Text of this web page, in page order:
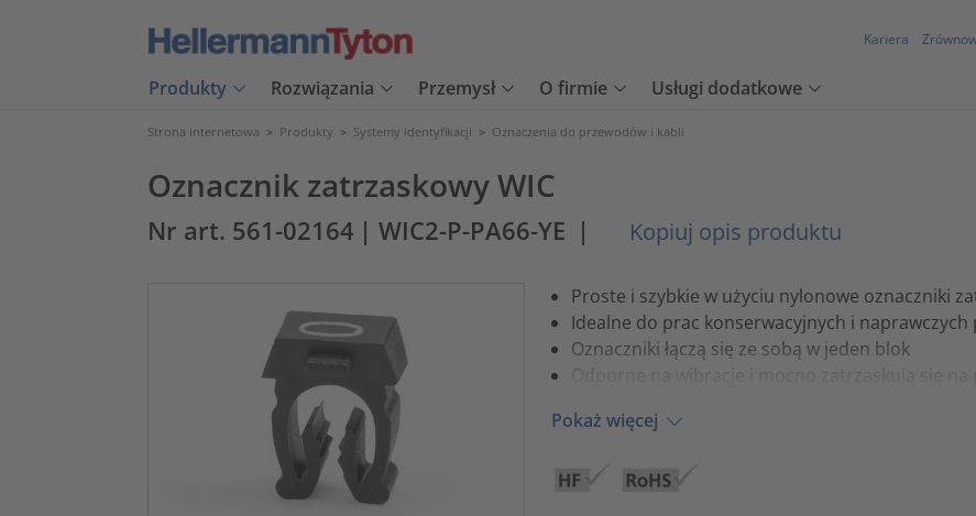
Kariera
Produkty Rozwiązania Przemysł O firmie Usługi dodatkowe
Strona internetowa > Produkty > Systemy identyfikacji > Oznaczenia do przewodów i kabli
Oznacznik zatrzaskowy WIC
Nr art. 561-02164 | WIC2-P-PA66-YE | Kopiuj opis produktu
Proste i szybkie w użyciu nylonowe oznaczniki
Idealne do prac konserwacyjnych i
Oznaczniki łączą się ze sobą w jeden blok
Odporne na wibracje i mocno zatrzaskują się na
Pokaż więcej